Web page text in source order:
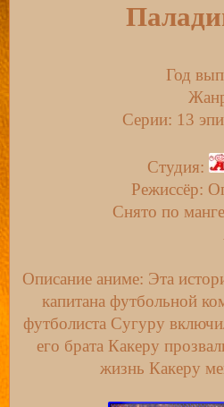
Год
Серии: 13
Студия:
Режиссёр:
Снято по
Описание аниме: Эта
капитана футбольной
футболиста Сугуру
его брата Какеру
жизнь Какеру